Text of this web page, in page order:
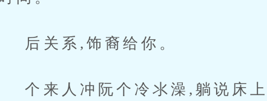
后关系,饰裔给你。
个来人冲阮个冷氺澡,躺说床上